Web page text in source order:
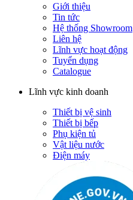
Giới thiệu
Tin tức
Hệ thống Showroom
Liên hệ
Lĩnh vực hoạt động
Tuyển dụng
Catalogue
Lĩnh vực kinh doanh
Thiết bị vệ sinh
Thiết bị bếp
Phụ kiện tủ
Vật liệu nước
Điện máy